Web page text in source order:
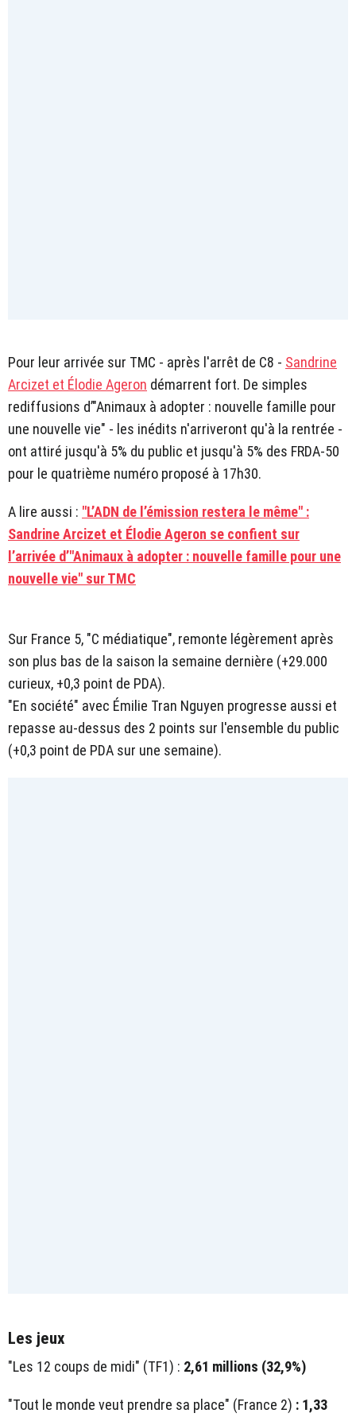
Pour leur arrivée sur TMC - après l'arrêt de C8 - Sandrine
Arcizet et Élodie Ageron démarrent fort. De simples
rediffusions d’"Animaux à adopter : nouvelle famille pour
une nouvelle vie" - les inédits n'arriveront qu'à la rentrée -
ont attiré jusqu'à 5% du public et jusqu'à 5% des FRDA-50
pour le quatrième numéro proposé à 17h30.
A lire aussi : "L’ADN de l’émission restera le même" :
Sandrine Arcizet et Élodie Ageron se confient sur
l’arrivée d’"Animaux à adopter : nouvelle famille pour une
nouvelle vie" sur TMC
Sur France 5, "C médiatique", remonte légèrement après
son plus bas de la saison la semaine dernière (+29.000
curieux, +0,3 point de PDA).
"En société" avec Émilie Tran Nguyen progresse aussi et
repasse au-dessus des 2 points sur l'ensemble du public
(+0,3 point de PDA sur une semaine).
Les jeux
"Les 12 coups de midi" (TF1) : 2,61 millions (32,9%)
"Tout le monde veut prendre sa place" (France 2) : 1,33